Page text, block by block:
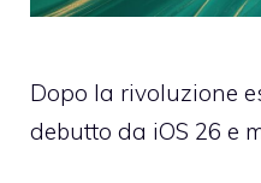
Dopo la rivoluzione
debutto da iOS 26 e